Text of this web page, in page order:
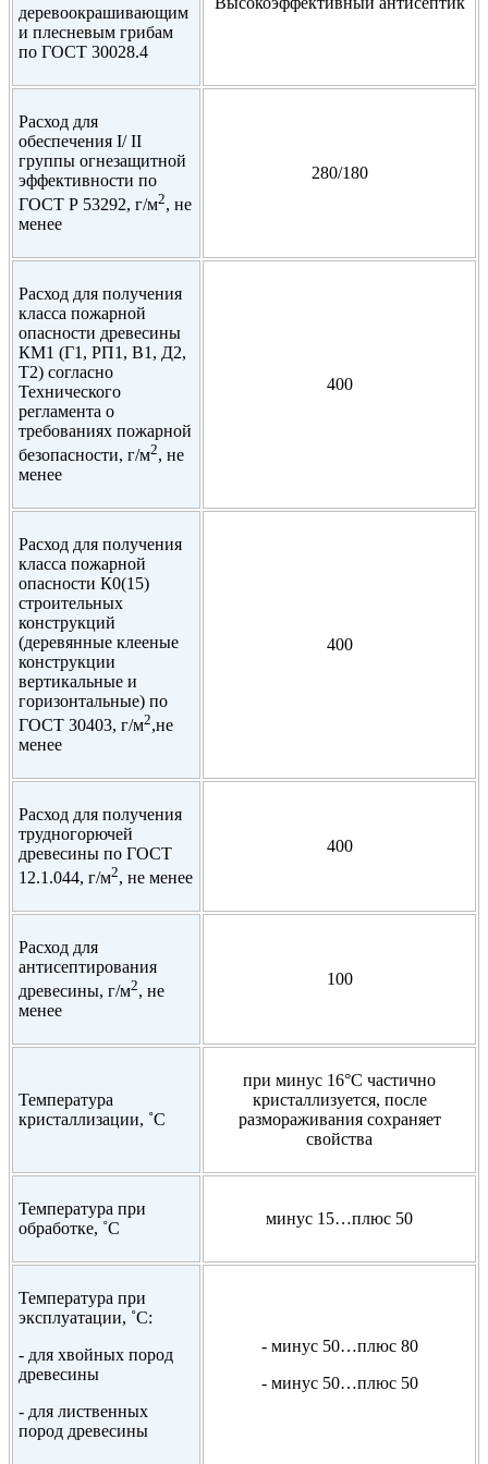
деревоокрашивающим
и плесневым грибам
по ГОСТ 30028.4
Расход для
обеспечения I/ II
группы огнезащитной
эффективности по
ГОСТ Р 53292, г/м2, не
менее
280/180
Расход для получения
класса пожарной
опасности древесины
КМ1 (Г1, РП1, В1, Д2,
Т2) согласно
Технического
регламента о
требованиях пожарной
безопасности, г/м2, не
менее
400
Расход для получения
класса пожарной
опасности К0(15)
строительных
конструкций
(деревянные клееные
конструкции
вертикальные и
горизонтальные) по
ГОСТ 30403, г/м2,не
менее
400
Расход для получения
трудногорючей
древесины по ГОСТ
12.1.044, г/м2, не менее
400
Расход для
антисептирования
древесины, г/м2, не
менее
100
Температура
кристаллизации, ˚С
при минус 16°С частично
кристаллизуется, после
размораживания сохраняет
свойства
Температура при
обработке, ˚С
минус 15…плюс 50
Температура при
эксплуатации, ˚С:
- для хвойных пород
древесины
- для лиственных
пород древесины
- минус 50…плюс 80
- минус 50…плюс 50